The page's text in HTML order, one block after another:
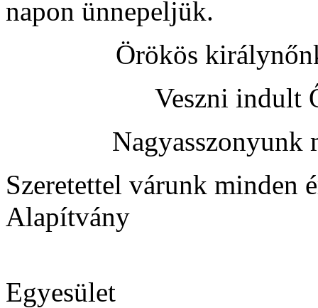
napon ünnepeljük.
Örökös
Veszni indult
Nagyasszonyunk
Szeretettel várunk minden
Alapítvány
Egyesület